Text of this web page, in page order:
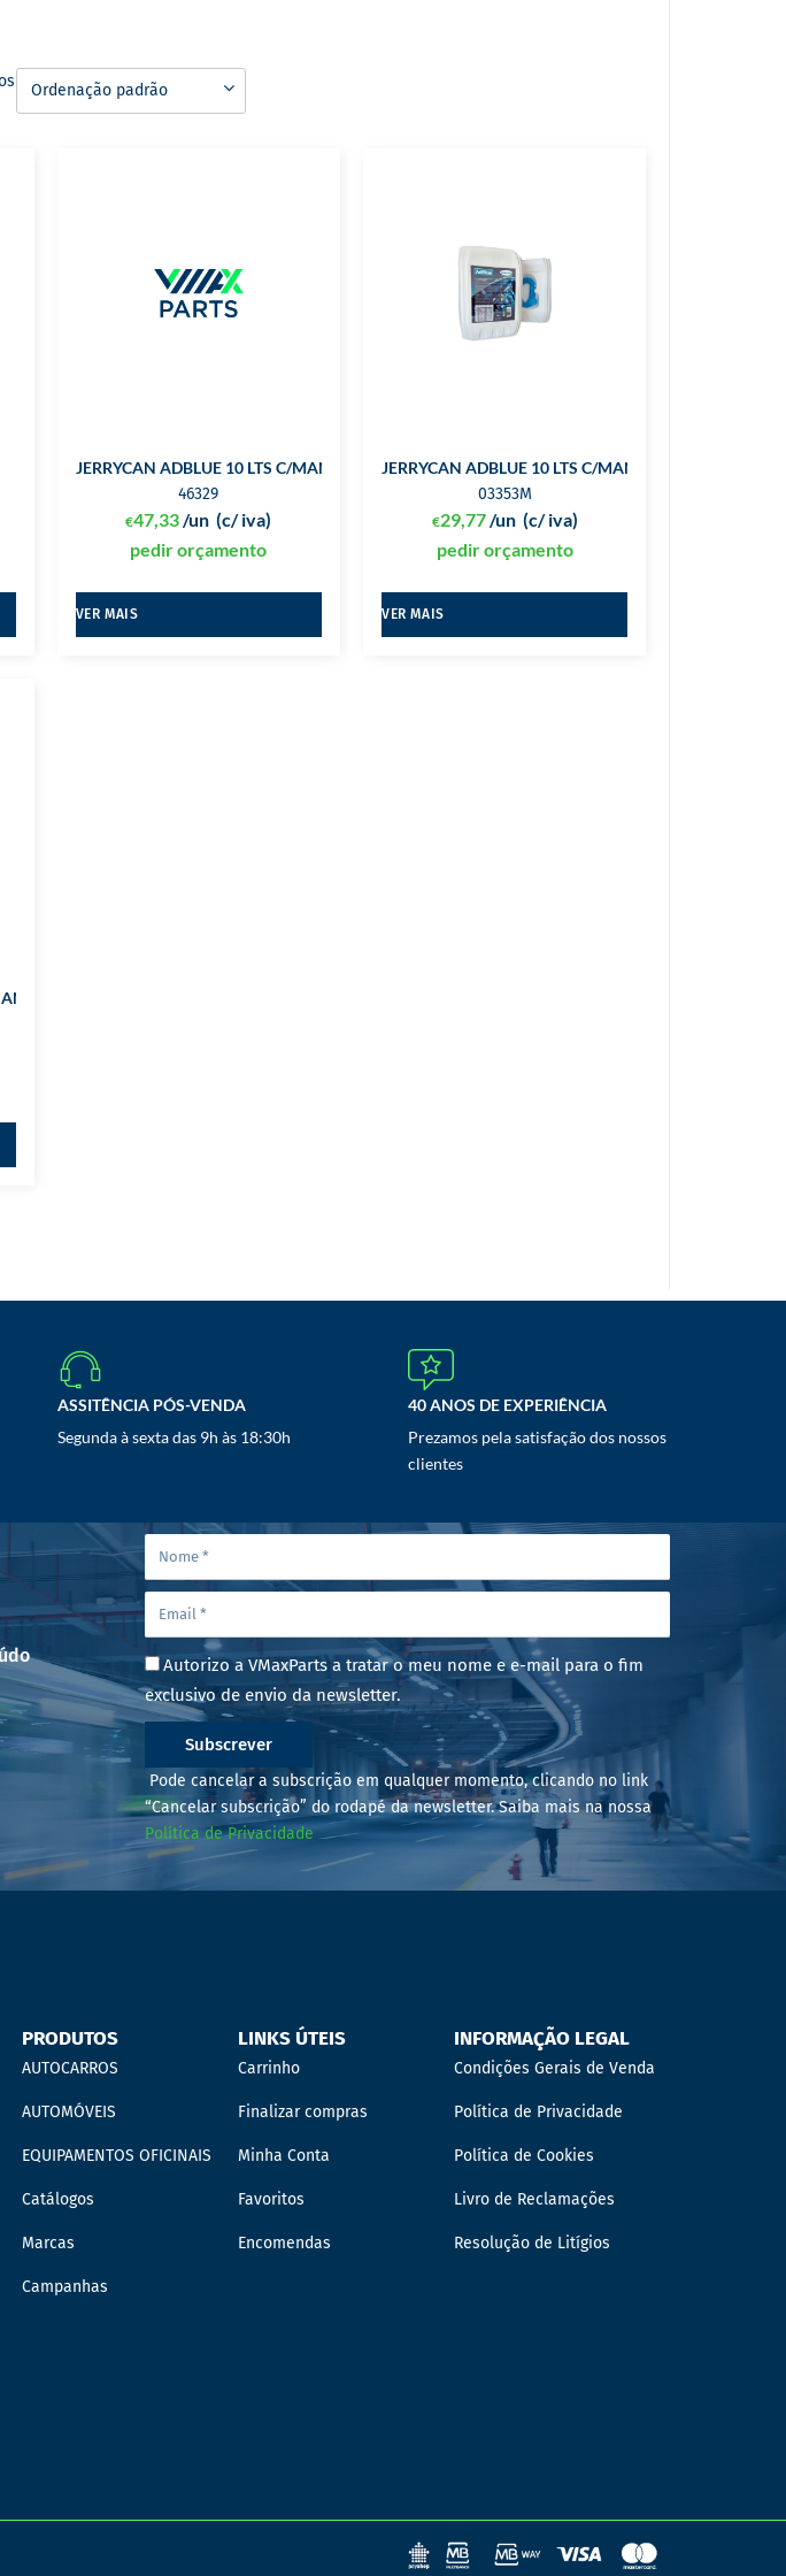
JERRYCAN ADBLUE 10 LTS C/MANGUEIRA
46329
€47,33 (c/ iva)
/un
pedir orçamento
VER MAIS
JERRYCAN ADBLUE 10 LTS C/MANGUEIRA
03353M
€29,77 (c/ iva)
/un
pedir orçamento
VER MAIS
ASSITÊNCIA PÓS-VENDA
Segunda à sexta das 9h às 18:30h
40 ANOS DE EXPERIÊNCIA
Prezamos pela satisfação dos nossos
clientes
Autorizo a VMaxParts a tratar o meu nome e e-mail para o fim
exclusivo de envio da newsletter.
Subscrever
Pode cancelar a subscrição em qualquer momento, clicando no link
“Cancelar subscrição” do rodapé da newsletter. Saiba mais na nossa
Política de Privacidade
PRODUTOS
AUTOCARROS
AUTOMÓVEIS
EQUIPAMENTOS OFICINAIS
Catálogos
Marcas
Campanhas
LINKS ÚTEIS
Carrinho
Finalizar compras
Minha Conta
Favoritos
Encomendas
INFORMAÇÃO LEGAL
Condições Gerais de Venda
Política de Privacidade
Política de Cookies
Livro de Reclamações
Resolução de Litígios